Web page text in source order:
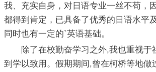
我、充实自身，对日语专业一丝不苟，
都得到肯定，已具备了优秀的日语水平
同时也有一定的`英语基础。
除了在校勤奋学习之外,我也重视于
到学以致用。假期期间,曾在柯桥等地做